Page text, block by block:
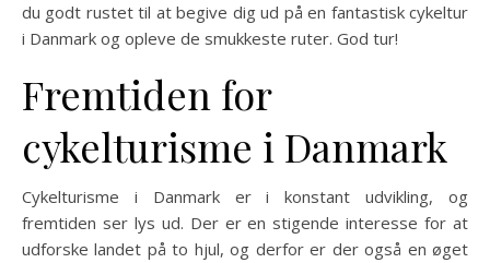
du godt rustet til at begive dig ud på en fantastisk cykeltur
i Danmark og opleve de smukkeste ruter. God tur!
Fremtiden for
cykelturisme i Danmark
Cykelturisme i Danmark er i konstant udvikling, og
fremtiden ser lys ud. Der er en stigende interesse for at
udforske landet på to hjul, og derfor er der også en øget